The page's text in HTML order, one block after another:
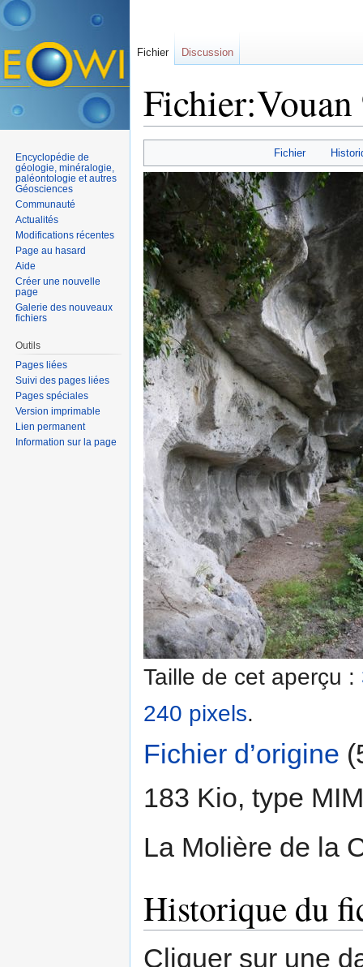
Fichier
Taille de cet aperçu :
240 pixels.
Fichier d’origine
183 Kio, type
La Molière de la
Historique du
Cliquer sur une
Fichier Discussion
Encyclopédie de
géologie, minéralogie,
paléontologie et autres
Géosciences
Communauté
Actualités
Modifications récentes
Page au hasard
Aide
Créer une nouvelle
page
Galerie des nouveaux
fichiers
Outils
Pages liées
Suivi des pages liées
Pages spéciales
Version imprimable
Lien permanent
Information sur la page